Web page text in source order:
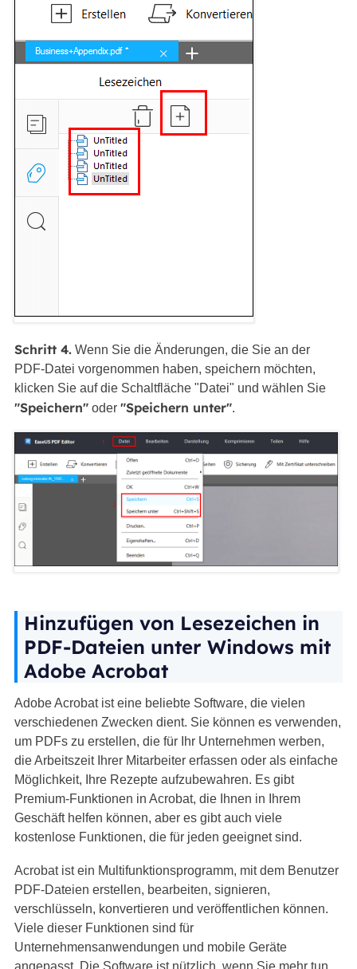
Schritt 4.Wenn Sie die Änderungen, die Sie an der
PDF-Datei vorgenommen haben, speichern möchten,
klicken Sie auf die Schaltfläche "Datei" und wählen Sie
"Speichern"oder "Speichern unter".
Hinzufügen von Lesezeichen in
PDF-Dateien unter Windows mit
Adobe Acrobat
Adobe Acrobat ist eine beliebte Software, die vielen
verschiedenen Zwecken dient. Sie können es verwenden,
um PDFs zu erstellen, die für Ihr Unternehmen werben,
die Arbeitszeit Ihrer Mitarbeiter erfassen oder als einfache
Möglichkeit, Ihre Rezepte aufzubewahren. Es gibt
Premium-Funktionen in Acrobat, die Ihnen in Ihrem
Geschäft helfen können, aber es gibt auch viele
kostenlose Funktionen, die für jeden geeignet sind.
Acrobat ist ein Multifunktionsprogramm, mit dem Benutzer
PDF-Dateien erstellen, bearbeiten, signieren,
verschlüsseln, konvertieren und veröffentlichen können.
Viele dieser Funktionen sind für
Unternehmensanwendungen und mobile Geräte